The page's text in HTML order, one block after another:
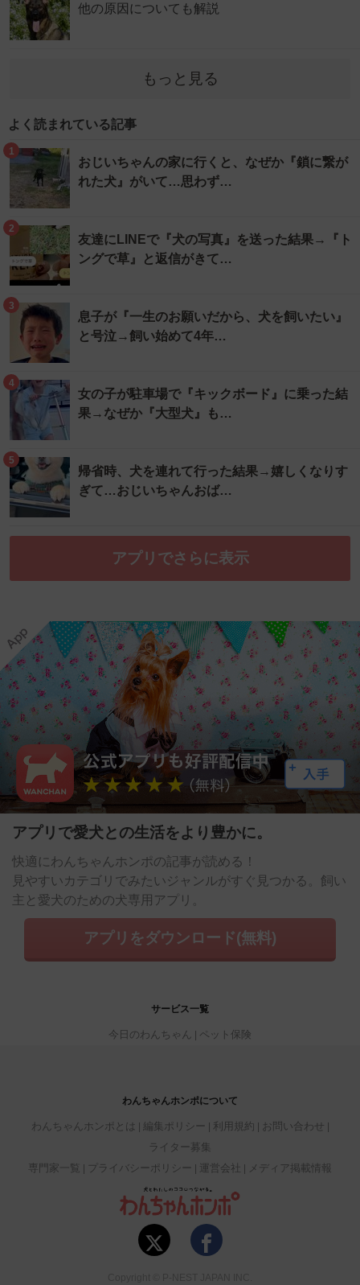
他の原因についても解説
もっと見る
よく読まれている記事
1
おじいちゃんの家に行くと、なぜか『鎖に繋が
れた犬』がいて…思わず…
2
友達にLINEで『犬の写真』を送った結果→『ト
ングで草』と返信がきて…
3
息子が『一生のお願いだから、犬を飼いたい』
と号泣→飼い始めて4年…
4
女の子が駐車場で『キックボード』に乗った結
果→なぜか『大型犬』も…
5
帰省時、犬を連れて行った結果→嬉しくなりす
ぎて…おじいちゃんおば…
アプリでさらに表示
アプリで愛犬との生活をより豊かに。
快適にわんちゃんホンポの記事が読める！
見やすいカテゴリでみたいジャンルがすぐ見つかる。飼い
主と愛犬のための犬専用アプリ。
アプリをダウンロード(無料)
サービス一覧
今日のわんちゃん ペット保険
わんちゃんホンポについて
わんちゃんホンポとは 編集ポリシー 利用規約
お問い合わせ
ライター募集
専門家一覧
プライバシーポリシー 運営会社 メディア掲載情報